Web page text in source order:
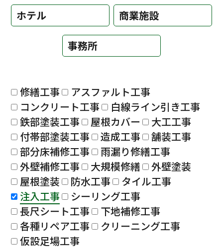
ホテル 商業施設
事務所
修繕工事
アスファルト工事
コンクリート工事
白線ライン引き工事
鉄部塗装工事
屋根カバー
大工工事
付帯部塗装工事
造成工事
舗装工事
部分床補修工事
雨漏り修繕工事
外壁補修工事
大規模修繕
外壁塗装
屋根塗装
防水工事
タイル工事
注入工事
シーリング工事
長尺シート工事
下地補修工事
各種リペア工事
クリーニング工事
仮設足場工事